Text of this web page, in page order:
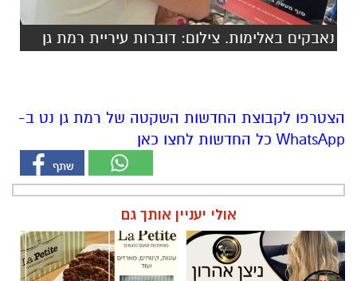
נאבקים באלימות. צילום: דוברות עיריית רמת גן
הצטרפו לקבוצת החדשות השקטה של רמת גן נט ב-
WhatsApp כל החדשות לחצו כאן
אולי יעניין אותך גם